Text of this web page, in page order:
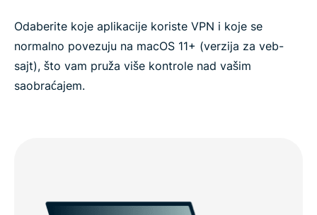
Odaberite koje aplikacije koriste VPN i koje se
normalno povezuju na macOS 11+ (verzija za veb-
sajt), što vam pruža više kontrole nad vašim
saobraćajem.